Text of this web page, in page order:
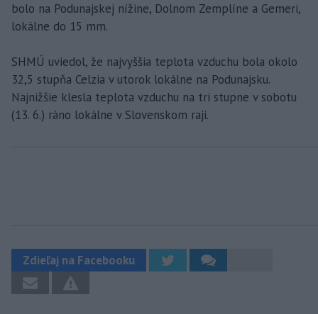
bolo na Podunajskej nížine, Dolnom Zemplíne a Gemeri,
lokálne do 15 mm.
SHMÚ uviedol, že najvyššia teplota vzduchu bola okolo
32,5 stupňa Celzia v utorok lokálne na Podunajsku.
Najnižšie klesla teplota vzduchu na tri stupne v sobotu
(13. 6.) ráno lokálne v Slovenskom raji.
Zdieľaj na Facebooku